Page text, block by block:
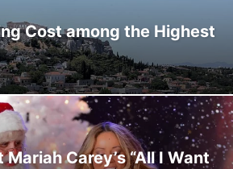
Cost among the Highest
Carey’s “All I Want